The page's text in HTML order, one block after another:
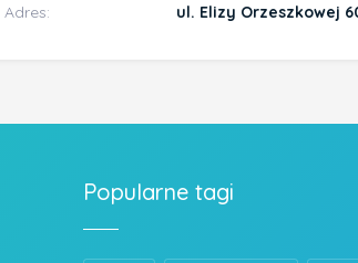
Adres: ul. Elizy Orzeszkowej
Popularne tagi